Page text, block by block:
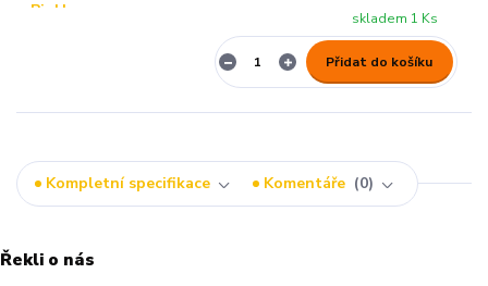
skladem 1 Ks
Přidat do košíku
Kompletní specifikace Komentáře 0
Řekli o nás